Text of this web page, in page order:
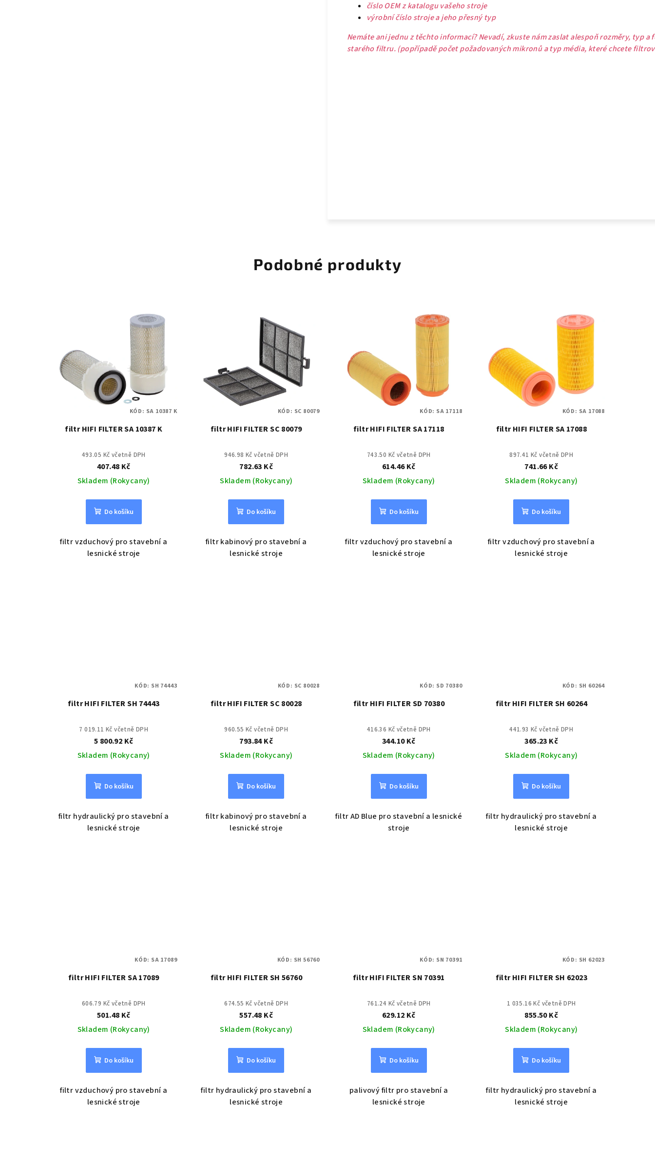
číslo OEM z katalogu vašeho stroje
výrobní číslo stroje a jeho přesný typ
Nemáte ani jednu z těchto informací? Nevadí, zkuste nám zaslat alespoň rozměry, typ a
starého filtru. (popřípadě počet požadovaných mikronů a typ média, které chcete
Podobné produkty
filtr HIFI FILTER SA 10387 K
493.05 Kč včetně DPH
407.48 Kč
Skladem (Rokycany)
Do košíku
filtr vzduchový pro stavební a
lesnické stroje
KÓD: SA 10387 K
filtr HIFI FILTER SC 80079
946.98 Kč včetně DPH
782.63 Kč
Skladem (Rokycany)
Do košíku
filtr kabinový pro stavební a
lesnické stroje
KÓD: SC 80079
filtr HIFI FILTER SA 17118
743.50 Kč včetně DPH
614.46 Kč
Skladem (Rokycany)
Do košíku
filtr vzduchový pro stavební a
lesnické stroje
KÓD: SA 17118
filtr HIFI FILTER SA 17088
897.41 Kč včetně DPH
741.66 Kč
Skladem (Rokycany)
Do košíku
filtr vzduchový pro stavební a
lesnické stroje
KÓD: SA 17088
filtr HIFI FILTER SH 74443
7 019.11 Kč včetně DPH
5 800.92 Kč
Skladem (Rokycany)
Do košíku
filtr hydraulický pro stavební a
lesnické stroje
KÓD: SH 74443
filtr HIFI FILTER SC 80028
960.55 Kč včetně DPH
793.84 Kč
Skladem (Rokycany)
Do košíku
filtr kabinový pro stavební a
lesnické stroje
KÓD: SC 80028
filtr HIFI FILTER SD 70380
416.36 Kč včetně DPH
344.10 Kč
Skladem (Rokycany)
Do košíku
filtr AD Blue pro stavební a lesnické
stroje
KÓD: SD 70380
filtr HIFI FILTER SH 60264
441.93 Kč včetně DPH
365.23 Kč
Skladem (Rokycany)
Do košíku
filtr hydraulický pro stavební a
lesnické stroje
KÓD: SH 60264
filtr HIFI FILTER SA 17089
606.79 Kč včetně DPH
501.48 Kč
Skladem (Rokycany)
Do košíku
filtr vzduchový pro stavební a
lesnické stroje
KÓD: SA 17089
filtr HIFI FILTER SH 56760
674.55 Kč včetně DPH
557.48 Kč
Skladem (Rokycany)
Do košíku
filtr hydraulický pro stavební a
lesnické stroje
KÓD: SH 56760
filtr HIFI FILTER SN 70391
761.24 Kč včetně DPH
629.12 Kč
Skladem (Rokycany)
Do košíku
palivový filtr pro stavební a
lesnické stroje
KÓD: SN 70391
filtr HIFI FILTER SH 62023
1 035.16 Kč včetně DPH
855.50 Kč
Skladem (Rokycany)
Do košíku
filtr hydraulický pro stavební a
lesnické stroje
KÓD: SH 62023